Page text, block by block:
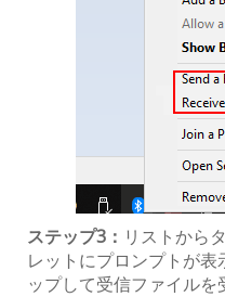
ステップ3： リストから
レットにプロンプ​​トが
ップして受信ファイルを